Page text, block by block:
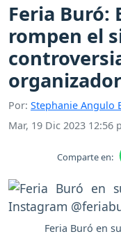
Feria Buró:
rompen el
Por: Stephanie Angulo
Mar, 19 Dic 2023 12:56
Comparte en:
Feria Buró en